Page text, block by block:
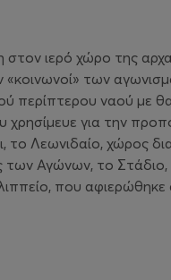
ιερό χώρο της
«κοινωνοί» των
περίπτερου ναού
χρησίμευε για την
το Λεωνιδαίο, χώρος
των Αγώνων, το
που